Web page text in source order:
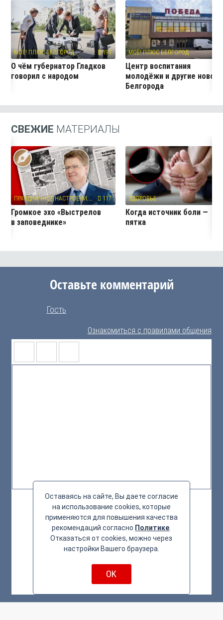
МОЁ! ПЛЮС БЕЛГОРОД 191
О чём губернатор Гладков
говорил с народом
МОЁ! ПЛЮС БЕЛГОРОД
Центр воспитания
молодёжи и другие
Белгорода
СВЕЖИЕ МАТЕРИАЛЫ
П
РАЗДНИЧНОЕ НАСТРОЕНИЕ 117
Громкое эхо «Выстрелов
в заповеднике»
ЗДОРОВЬЕ
Когда источник боли —
пятка
Оставьте комментарий
Гость
Ознакомиться с правилами общения
Оставаясь на сайте, Вы даете согласие
на использование cookies, которые
применяются для повышения качества
рекомендаций согласно Политике
Отказаться от cookies, можно через
настройки Вашего браузера.
OK